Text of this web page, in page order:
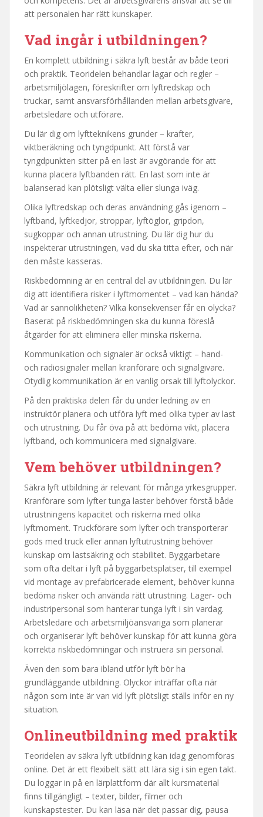
att personalen har rätt kunskaper.
Vad ingår i utbildningen?
En komplett utbildning i säkra lyft består av både teori
och praktik. Teoridelen behandlar lagar och regler –
arbetsmiljölagen, föreskrifter om lyftredskap och
truckar, samt ansvarsförhållanden mellan arbetsgivare,
arbetsledare och utförare.
Du lär dig om lyftteknikens grunder – krafter,
viktberäkning och tyngdpunkt. Att förstå var
tyngdpunkten sitter på en last är avgörande för att
kunna placera lyftbanden rätt. En last som inte är
balanserad kan plötsligt välta eller slunga iväg.
Olika lyftredskap och deras användning gås igenom –
lyftband, lyftkedjor, stroppar, lyftöglor, gripdon,
sugkoppar och annan utrustning. Du lär dig hur du
inspekterar utrustningen, vad du ska titta efter, och när
den måste kasseras.
Riskbedömning är en central del av utbildningen. Du lär
dig att identifiera risker i lyftmomentet – vad kan hända?
Vad är sannolikheten? Vilka konsekvenser får en olycka?
Baserat på riskbedömningen ska du kunna föreslå
åtgärder för att eliminera eller minska riskerna.
Kommunikation och signaler är också viktigt – hand-
och radiosignaler mellan kranförare och signalgivare.
Otydlig kommunikation är en vanlig orsak till lyftolyckor.
På den praktiska delen får du under ledning av en
instruktör planera och utföra lyft med olika typer av last
och utrustning. Du får öva på att bedöma vikt, placera
lyftband, och kommunicera med signalgivare.
Vem behöver utbildningen?
Säkra lyft utbildning är relevant för många yrkesgrupper.
Kranförare som lyfter tunga laster behöver förstå både
utrustningens kapacitet och riskerna med olika
lyftmoment. Truckförare som lyfter och transporterar
gods med truck eller annan lyftutrustning behöver
kunskap om lastsäkring och stabilitet. Byggarbetare
som ofta deltar i lyft på byggarbetsplatser, till exempel
vid montage av prefabricerade element, behöver kunna
bedöma risker och använda rätt utrustning. Lager- och
industripersonal som hanterar tunga lyft i sin vardag.
Arbetsledare och arbetsmiljöansvariga som planerar
och organiserar lyft behöver kunskap för att kunna göra
korrekta riskbedömningar och instruera sin personal.
Även den som bara ibland utför lyft bör ha
grundläggande utbildning. Olyckor inträffar ofta när
någon som inte är van vid lyft plötsligt ställs inför en ny
situation.
Onlineutbildning med praktik
Teoridelen av säkra lyft utbildning kan idag genomföras
online. Det är ett flexibelt sätt att lära sig i sin egen takt.
Du loggar in på en lärplattform där allt kursmaterial
finns tillgängligt – texter, bilder, filmer och
kunskapstester. Du kan läsa när det passar dig, pausa